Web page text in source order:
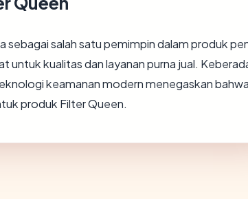
sebagai salah satu pemimpin dalam produk
untuk kualitas dan layanan purna jual.
keamanan modern menegaskan bahwa
produk Filter Queen.